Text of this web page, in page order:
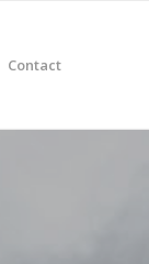
Contact